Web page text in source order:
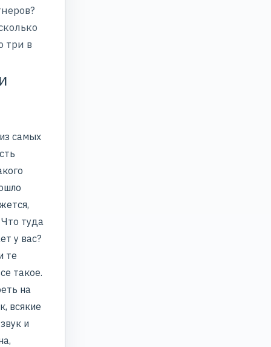
три в
самых
Что туда
у вас?
те
такое.
на
всякие
и